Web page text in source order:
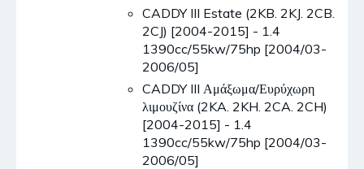
CADDY III Estate (2KB. 2KJ. 2CB.
2CJ) [2004-2015] - 1.4
1390cc/55kw/75hp [2004/03-
2006/05]
CADDY III Αμάξωμα/Ευρύχωρη
λιμουζίνα (2KA. 2KH. 2CA. 2CH)
[2004-2015] - 1.4
1390cc/55kw/75hp [2004/03-
2006/05]